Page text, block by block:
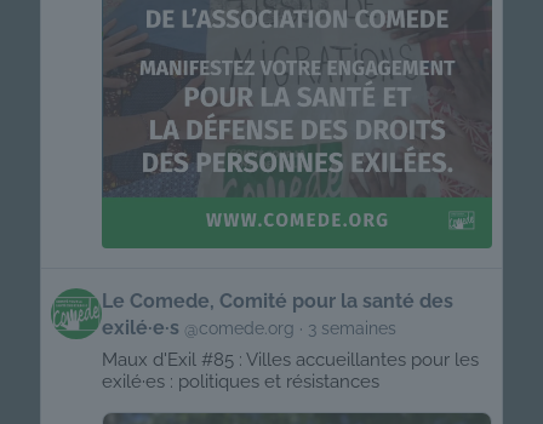
Get
to
this
Le Comede, Comité pour la santé des
exilé·e·s @comede.org 3 semaines
Maux d'Exil #85 : Villes accueillantes pour les
exilé·es : politiques et résistances